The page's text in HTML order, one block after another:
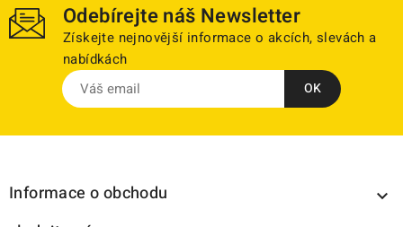
Odebírejte náš Newsletter
Získejte nejnovější informace o akcích, slevách a
nabídkách
Informace o obchodu 